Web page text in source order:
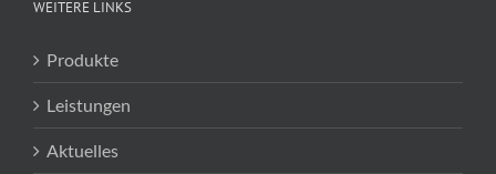
WEITERE LINKS
Produkte
Leistungen
Aktuelles